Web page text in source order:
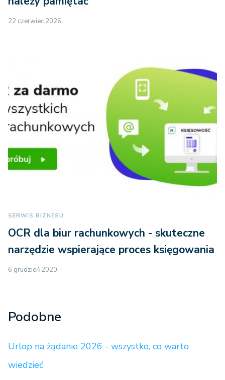
22 czerwiec 2026
SERWIS BIZNESU
OCR dla biur rachunkowych - skuteczne
narzędzie wspierające proces księgowania
6 grudzień 2020
Podobne
Urlop na żądanie 2026 - wszystko, co warto
wiedzieć